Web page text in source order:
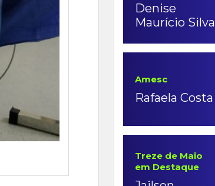
Denise
Maurício Silva
Amesc
Rafaela Costa
Treze de Maio
em Destaque